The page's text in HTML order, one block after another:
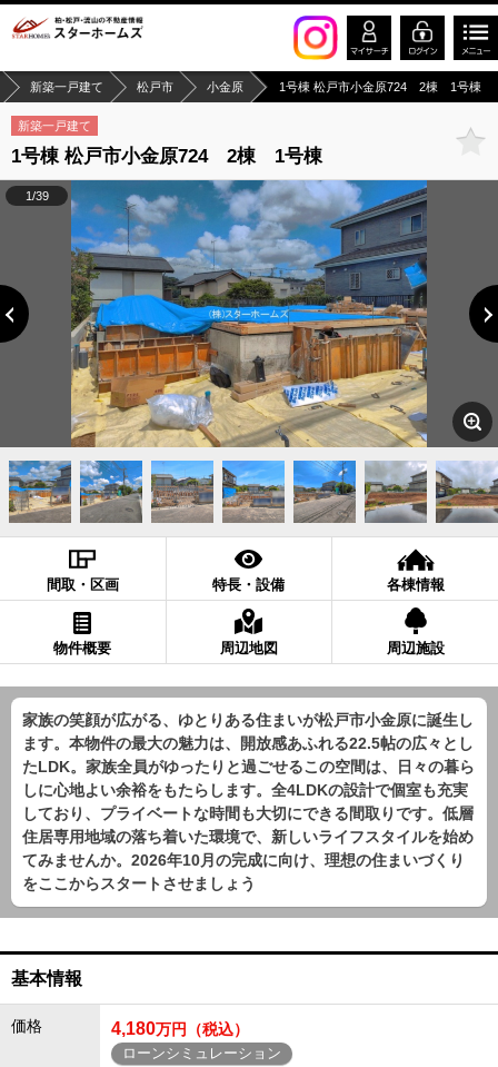
新築一戸建て 松戸市 小金原 1号棟 松戸市小金原724 2棟 1号棟
新築一戸建て
1号棟 松戸市小金原724 2棟 1号棟
1/39
間取・区画 特長・設備 各棟情報
物件概要 周辺地図 周辺施設
家族の笑顔が広がる、ゆとりある住まいが松戸市小金原に誕生し
ます。本物件の最大の魅力は、開放感あふれる22.5帖の広々とし
たLDK。家族全員がゆったりと過ごせるこの空間は、日々の暮ら
しに心地よい余裕をもたらします。全4LDKの設計で個室も充実
しており、プライベートな時間も大切にできる間取りです。低層
住居専用地域の落ち着いた環境で、新しいライフスタイルを始め
てみませんか。2026年10月の完成に向け、理想の住まいづくり
をここからスタートさせましょう
基本情報
価格 4,180万円（税込）
ローンシミュレーション